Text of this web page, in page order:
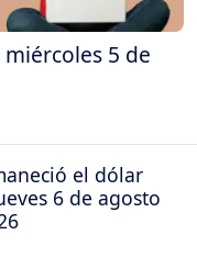
5 de
el dólar
6 de agosto